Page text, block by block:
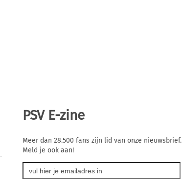
PSV E-zine
Meer dan 28.500 fans zijn lid van onze nieuwsbrief.
Meld je ook aan!